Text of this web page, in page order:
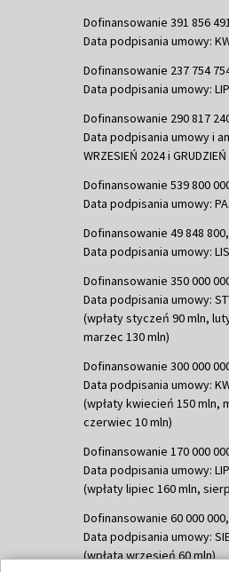
Dofinansowanie 391 856
Data podpisania umowy:
Dofinansowanie 237 754
Data podpisania umowy:
Dofinansowanie 290 817
Data podpisania umowy i
WRZESIEŃ 2024 i
Dofinansowanie 539 800
Data podpisania umowy:
Dofinansowanie 49 848
Data podpisania umowy:
Dofinansowanie 350 000
Data podpisania umowy:
(wpłaty styczeń 90 mln,
marzec 130 mln)
Dofinansowanie 300 000
Data podpisania umowy:
(wpłaty kwiecień 150 mln,
czerwiec 10 mln)
Dofinansowanie 170 000
Data podpisania umowy:
(wpłaty lipiec 160 mln,
Dofinansowanie 60 000
Data podpisania umowy:
(wpłata wrzesień 60 mln)